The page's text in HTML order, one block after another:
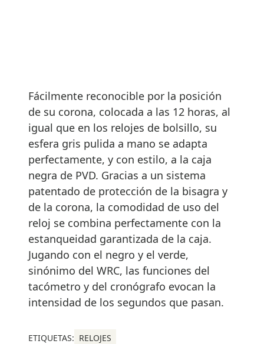
Fácilmente reconocible por la posición
de su corona, colocada a las 12 horas, al
igual que en los relojes de bolsillo, su
esfera gris pulida a mano se adapta
perfectamente, y con estilo, a la caja
negra de PVD. Gracias a un sistema
patentado de protección de la bisagra y
de la corona, la comodidad de uso del
reloj se combina perfectamente con la
estanqueidad garantizada de la caja.
Jugando con el negro y el verde,
sinónimo del WRC, las funciones del
tacómetro y del cronógrafo evocan la
intensidad de los segundos que pasan.
ETIQUETAS: RELOJES